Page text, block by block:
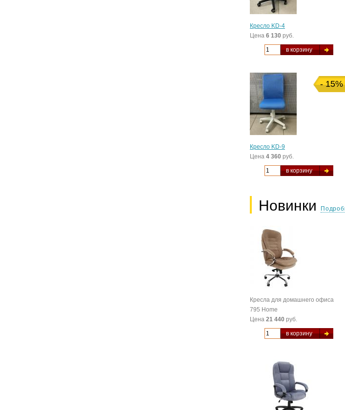
Кресло KD-4
Цена 6 130 руб.
в корзину
- 15%
Кресло KD-9
Цена 4 360 руб.
в корзину
Новинки
Кресла для домашнего офиса
795 Home
Цена 21 440 руб.
в корзину